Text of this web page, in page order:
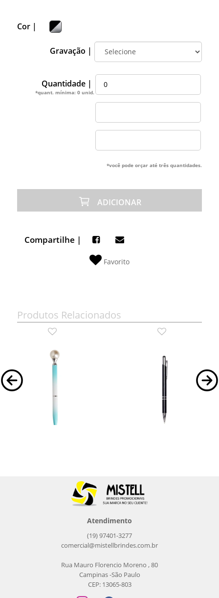
Cor |
Gravação |
Quantidade |
*quant. mínima: 0 unid.
*você pode orçar até três quantidades.
ADICIONAR
Compartilhe |
Favorito
Produtos Relacionados
Possui acionamento em clique,
destravamento ao pressionar a...
Atendimento
(19) 97401-3277
comercial@mistellbrindes.com.br
Rua Mauro Florencio Moreno , 80
Campinas -São Paulo
CEP: 13065-803